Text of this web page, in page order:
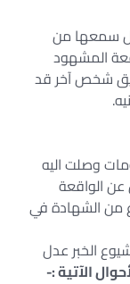
سمعها من
المشهود
شخص آخر قد
وصلت اليه
الواقعة
من الشهادة في
الخبر عدل
الآتية :-